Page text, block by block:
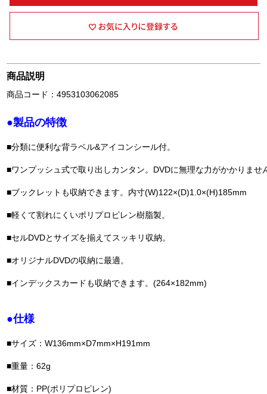
商品説明
商品コード：4953103062085
●製品の特徴
■分類に便利な背ラベル&アイコンシール付。
■ワンプッシュ式で取り出しカンタン。DVDに無理な力がかかりませ
■ブックレットも収納できます。内寸(W)122×(D)1.0×(H)185mm
■軽くて割れにくいポリプロピレン樹脂製。
■セルDVDとサイズを揃えてスッキリ収納。
■オリジナルDVDの収納に最適。
■インデックスカードも収納できます。(264×182mm)
●仕様
■サイズ：W136mm×D7mm×H191mm
■重量：62g
■材質：PP(ポリプロピレン)